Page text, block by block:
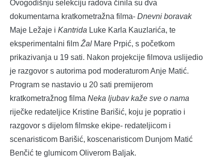
Ovogodišnju selekciju radova činila su dva
dokumentarna kratkometražna filma- Dnevni boravak
Maje Ležaje i Kantrida Luke Karla Kauzlarića, te
eksperimentalni film Žal Mare Prpić, s početkom
prikazivanja u 19 sati. Nakon projekcije filmova uslijedio
je razgovor s autorima pod moderaturom Anje Matić.
Program se nastavio u 20 sati premijerom
kratkometražnog filma Neka ljubav kaže sve o nama
riječke redateljice Kristine Barišić, koju je popratio i
razgovor s dijelom filmske ekipe- redateljicom i
scenaristicom Barišić, koscenaristicom Dunjom Matić
Benčić te glumicom Oliverom Baljak.